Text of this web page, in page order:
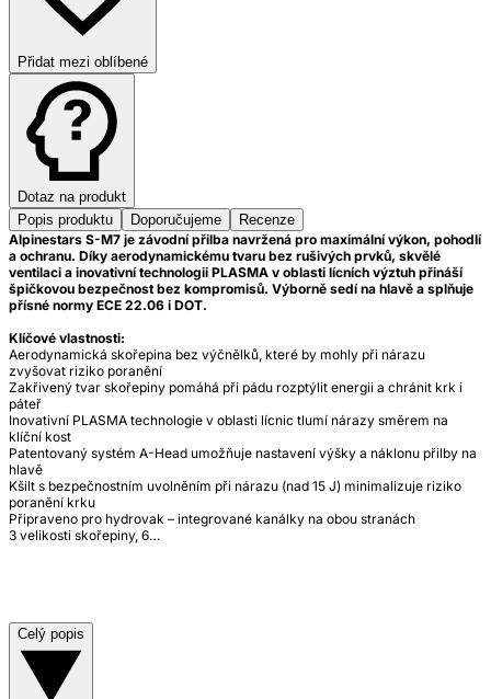
Přidat mezi oblíbené
Dotaz na produkt
Popis produktu
Doporučujeme
Recenze
Alpinestars S-M7 je závodní přilba navržená pro maximální výkon, pohodlí
a ochranu. Díky aerodynamickému tvaru bez rušivých prvků, skvělé
ventilaci a inovativní technologii PLASMA v oblasti lícních výztuh přináší
špičkovou bezpečnost bez kompromisů. Výborně sedí na hlavě a splňuje
přísné normy ECE 22.06 i DOT.
Klíčové vlastnosti:
Aerodynamická skořepina bez výčnělků, které by mohly při nárazu
zvyšovat riziko poranění
Zakřivený tvar skořepiny pomáhá při pádu rozptýlit energii a chránit krk i
páteř
Inovativní PLASMA technologie v oblasti lícnic tlumí nárazy směrem na
klíční kost
Patentovaný systém A-Head umožňuje nastavení výšky a náklonu přilby na
hlavě
Kšilt s bezpečnostním uvolněním při nárazu (nad 15 J) minimalizuje riziko
poranění krku
Připraveno pro hydrovak – integrované kanálky na obou stranách
3 velikosti skořepiny, 6…
Celý popis